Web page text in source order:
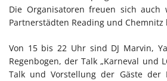
Die Organisatoren freuen sich auch
Partnerstädten Reading und
Von 15 bis 22 Uhr sind DJ Marvin,
Regenbogen, der Talk „Karneval und
Talk und Vorstellung der Gäste der